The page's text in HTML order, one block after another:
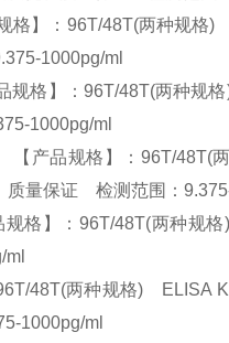
】：96T/48T(两种规格)
1000pg/ml
格】：96T/48T(两种规
1000pg/ml
产品规格】：96T/48T(
质量保证 检测范围：
格】：96T/48T(两种规
ml
48T(两种规格) ELISA
1000pg/ml